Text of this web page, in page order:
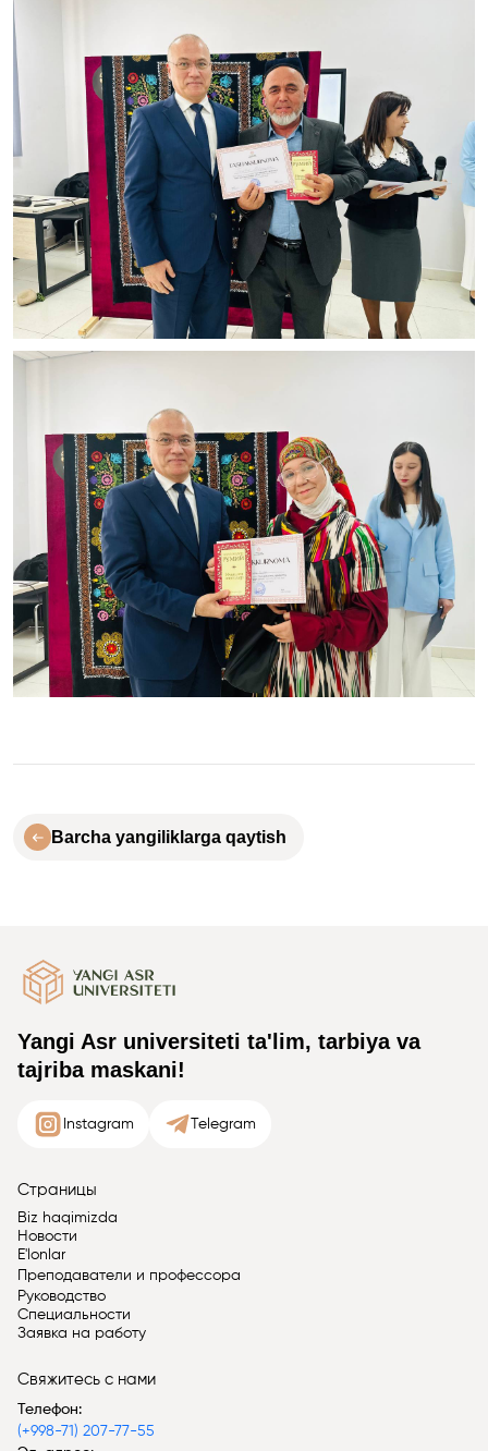
Barcha yangiliklarga qaytish
Yangi Asr universiteti ta'lim, tarbiya va
tajriba maskani!
Instagram Telegram
Страницы
Biz haqimizda
Новости
E'lonlar
Преподаватели и профессора
Руководство
Специальности
Заявка на работу
Свяжитесь с нами
Телефон:
(+998-71) 207-77-55